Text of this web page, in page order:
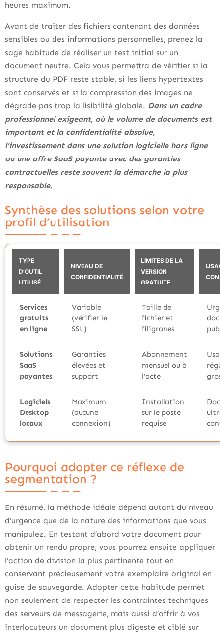
heures maximum.
Avant de traiter des fichiers contenant des données
sensibles ou des informations personnelles, prenez la
sage habitude de réaliser un test initial sur un
document neutre. Cela vous permettra de vérifier si la
structure du PDF reste stable, si les liens hypertextes
sont conservés et si la compression des images ne
dégrade pas trop la lisibilité globale. Dans un cadre
professionnel exigeant, où le volume de documents est
important et la confidentialité absolue,
l’investissement dans une solution logicielle hors ligne
ou une offre SaaS payante avec des garanties
contractuelles reste souvent la démarche la plus
responsable.
Synthèse des solutions selon votre
profil d’utilisation
TYPE
D’OUTIL
UTILISÉ
NIVEAU DE
CONFIDENTIALITÉ
LIMITES DE LA
VERSION
GRATUITE
Services
gratuits
en ligne
Variable
(vérifier le
SSL)
Taille de
fichier et
filigranes
Solutions
SaaS
payantes
Garanties
élevées et
support
Abonnement
mensuel ou à
l’acte
Logiciels
Desktop
locaux
Maximum
(aucune
connexion)
Installation
sur le poste
requise
Pourquoi adopter ce réflexe de
segmentation ?
En résumé, la méthode idéale dépend autant du niveau
d’urgence que de la nature des informations que vous
manipulez. En testant d’abord votre document pour
obtenir un rendu propre, vous pourrez ensuite appliquer
l’action de division la plus pertinente tout en
conservant précieusement votre exemplaire original en
guise de sauvegarde. Adopter cette habitude permet
non seulement de respecter les contraintes techniques
des serveurs de messagerie, mais aussi d’offrir à vos
interlocuteurs un document plus digeste et ciblé sur